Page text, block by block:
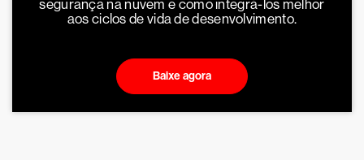
segurança na nuvem e como integrá-los melhor
aos ciclos de vida de desenvolvimento.
Baixe agora